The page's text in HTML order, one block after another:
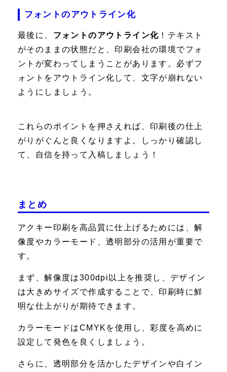
フォントのアウトライン化
最後に、 フォントのアウトライン化 ！テキスト
がそのままの状態だと、印刷会社の環境でフォ
ントが変わってしまうことがあります。必ずフ
ォントをアウトライン化して、文字が崩れない
ようにしましょう。
これらのポイントを押さえれば、印刷後の仕上
がりがぐんと良くなりますよ。しっかり確認し
て、自信を持って入稿しましょう！
まとめ
アクキー印刷を高品質に仕上げるためには、解
像度やカラーモード、透明部分の活用が重要で
す。
まず、解像度は300dpi以上を推奨し、デザイン
は大きめサイズで作成することで、印刷時に鮮
明な仕上がりが期待できます。
カラーモードはCMYKを使用し、彩度を高めに
設定して発色を良くしましょう。
さらに、透明部分を活かしたデザインや白イン